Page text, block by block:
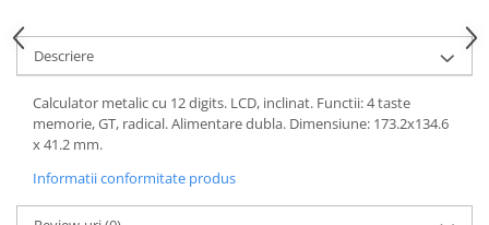
Descriere
Calculator metalic cu 12 digits. LCD, inclinat. Functii: 4 taste
memorie, GT, radical. Alimentare dubla. Dimensiune: 173.2x134.6
x 41.2 mm.
Informatii conformitate produs